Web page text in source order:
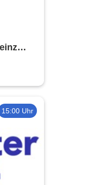
15:00 Uhr